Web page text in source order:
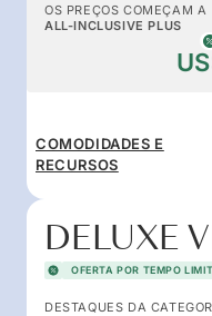
OS PREÇOS COMEÇAM A
ALL-INCLUSIVE PLUS
COMODIDADES E
RECURSOS
DELUXE
OFERTA POR TEMPO
DESTAQUES DA